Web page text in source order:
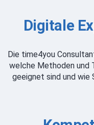
Digitale
Die time4you
welche Methoden und
geeignet sind und wie